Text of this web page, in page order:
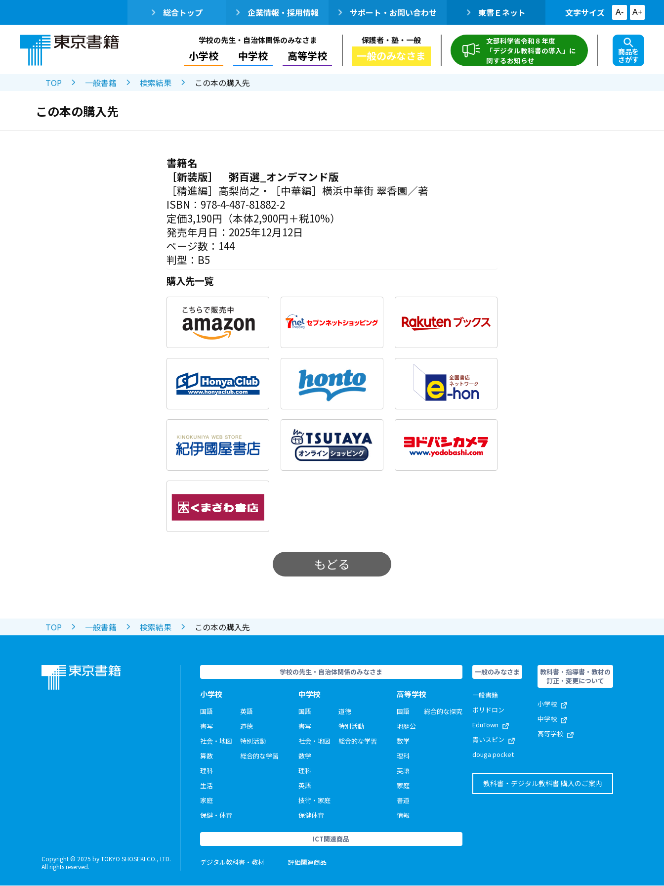
総合トップ 企業情報・採用情報 サポート・お問い合わせ 東書Ｅネット 文字サイズ A- A+
学校の先生・自治体関係のみなさま
小学校 中学校 高等学校
保護者・塾・一般
一般のみなさま
文部科学省令和８年度
「デジタル教科書の導入」に
関するお知らせ
商品を
さがす
TOP 一般書籍 検索結果 この本の購入先
この本の購入先
書籍名
［新装版］ 粥百選_オンデマンド版
［精進編］高梨尚之・［中華編］横浜中華街 翠香園／著
ISBN：978-4-487-81882-2
定価3,190円（本体2,900円＋税10%）
発売年月日：2025年12月12日
ページ数：144
判型：B5
購入先一覧
もどる
TOP 一般書籍 検索結果 この本の購入先
Copyright © 2025 by TOKYO SHOSEKI CO., LTD.
All rights reserved.
学校の先生・自治体関係のみなさま
小学校
国語
書写
社会・地図
算数
理科
生活
家庭
保健・体育
英語
道徳
特別活動
総合的な学習
中学校
国語
書写
社会・地図
数学
理科
英語
技術・家庭
保健体育
道徳
特別活動
総合的な学習
高等学校
国語
地歴公
数学
理科
英語
家庭
書道
情報
総合的な探究
ICT関連商品
デジタル教科書・教材 評価関連商品
一般のみなさま
一般書籍
ポリドロン
EduTown
青いスピン
douga pocket
教科書・指導書・教材の
訂正・変更について
小学校
中学校
高等学校
教科書・デジタル教科書 購入のご案内